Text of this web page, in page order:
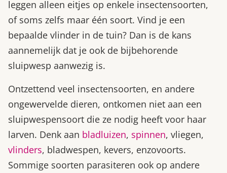
leggen alleen eitjes op enkele insectensoorten,
of soms zelfs maar één soort. Vind je een
bepaalde vlinder in de tuin? Dan is de kans
aannemelijk dat je ook de bijbehorende
sluipwesp aanwezig is.
Ontzettend veel insectensoorten, en andere
ongewervelde dieren, ontkomen niet aan een
sluipwespensoort die ze nodig heeft voor haar
larven. Denk aan bladluizen, spinnen, vliegen,
vlinders, bladwespen, kevers, enzovoorts.
Sommige soorten parasiteren ook op andere